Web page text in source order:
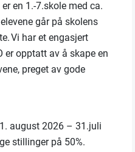
en 1.-7.skole med ca.
går på skolens
Vi har et engasjert
er opptatt av å skape en
preget av gode
august 2026 – 31.juli
stillinger på 50%.